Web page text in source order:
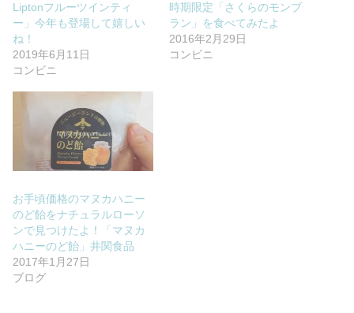
Liptonフルーツインティ
ー」今年も登場して嬉しい
ね！
2019年6月11日
コンビニ
時期限定「さくらのモンブ
ラン」を食べてみたよ
2016年2月29日
コンビニ
お手頃価格のマヌカハニー
のど飴をナチュラルローソ
ンで見つけたよ！「マヌカ
ハニーのど飴」井関食品
2017年1月27日
ブログ